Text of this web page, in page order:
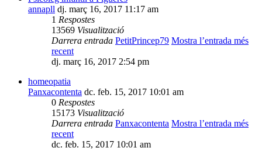
annapll dj. març 16, 2017 11:17 am
1 Respostes
13569 Visualització
Darrera entrada PetitPrincep79 Mostra l’entrada més
recent
dj. març 16, 2017 2:54 pm
homeopatia
Panxacontenta dc. feb. 15, 2017 10:01 am
0 Respostes
15173 Visualització
Darrera entrada Panxacontenta Mostra l’entrada més
recent
dc. feb. 15, 2017 10:01 am